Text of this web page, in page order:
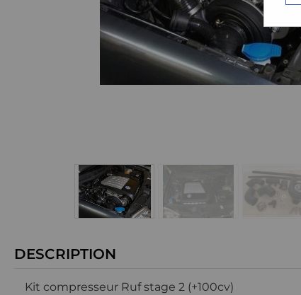
DESCRIPTION
Kit compresseur Ruf stage 2 (+100cv)